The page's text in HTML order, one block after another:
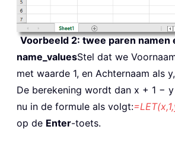
Voorbeeld 2: twee paren namen
name_valuesStel dat we
met waarde 1, en Achternaam als
De berekening wordt dan x + 1 −
nu in de formule als volgt:
op de Enter-toets.